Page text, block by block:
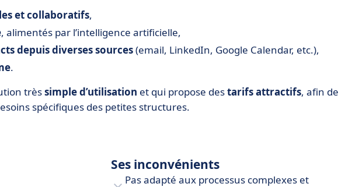
et collaboratifs,
, alimentés par l’intelligence artificielle,
depuis diverses sources(email, LinkedIn, Google Calendar, etc.),
.
trèssimple d’utilisation et qui propose destarifs attractifs, afin de
spécifiques des petites structures.
Ses inconvénients
Pas adapté aux processus complexes et